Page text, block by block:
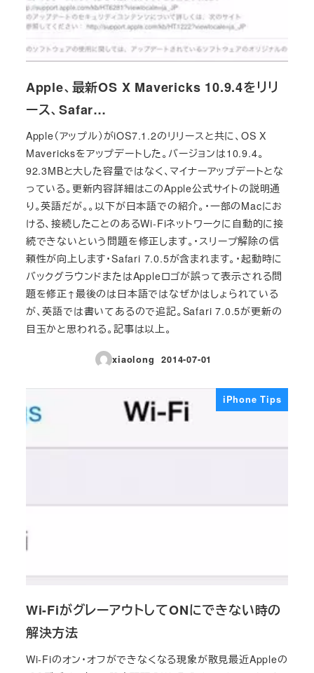
Apple、最新OS X Mavericks 10.9.4をリリ
ース、Safar…
Apple（アップル）がiOS7.1.2のリリースと共に、OS X
Mavericksをアップデートした。バージョンは10.9.4。
92.3MBと大した容量ではなく、マイナーアップデートとな
っている。更新内容詳細はこのApple公式サイトの説明通
り。英語だが。。以下が日本語での紹介。・一部のMacにお
ける、接続したことのあるWi-Fiネットワークに自動的に接
続できないという問題を修正します。・スリープ解除の信
頼性が向上します・Safari 7.0.5が含まれます。・起動時に
バックグラウンドまたはAppleロゴが誤って表示される問
題を修正↑最後のは日本語ではなぜかはしょられている
が、英語では書いてあるので追記。Safari 7.0.5が更新の
目玉かと思われる。記事は以上。
xiaolong
投稿日
2014-07-01
iPhone Tips
Wi-FiがグレーアウトしてONにできない時の
解決方法
Wi-Fiのオン・オフができなくなる現象が散見最近Appleの